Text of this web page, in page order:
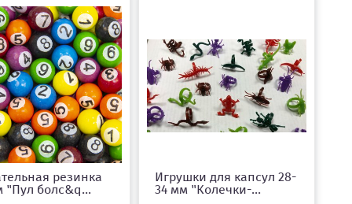
резинка
"Пул болс&q...
Игрушки для капсул 28-
34 мм "Колечки-...